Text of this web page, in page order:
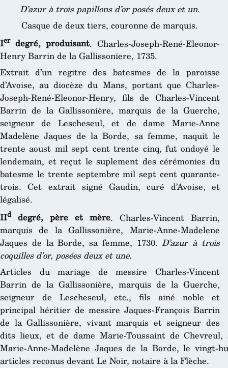
D’azur à trois papillons d’or posés deux et un.
Casque de deux tiers, couronne de marquis.
Ierdegré, produisant. Charles-Joseph-René-Eleonor-
Henry Barrin de la Gallissoniere, 1735.
Extrait d’un regitre des batesmes de la paroisse
d’Avoise, au diocèze du Mans, portant que Charles-
Joseph-René-Eleonor-Henry, fils de Charles-Vincent
Barrin de la Gallissonière, marquis de la Guerche,
seigneur de Lescheseul, et de dame Marie-Anne
Madelène Jaques de la Borde, sa femme, naquit le
trente aoust mil sept cent trente cinq, fut ondoyé le
lendemain, et reçut le suplement des cérémonies du
batesme le trente septembre mil sept cent quarante-
trois. Cet extrait signé Gaudin, curé d’Avoise, et
légalisé.
IIddegré, père et mère. Charles-Vincent Barrin,
marquis de la Gallissonière, Marie-Anne-Madelene
Jaques de la Borde, sa femme, 1730.D’azur à trois
coquilles d’or, posées deux et une.
Articles du mariage de messire Charles-Vincent
Barrin de la Gallissonière, marquis de la Guerche,
seigneur de Lescheseul, etc., fils ainé noble et
principal héritier de messire Jaques-François Barrin
de la Gallissonière, vivant marquis et seigneur des
dits lieux, et de dame Marie-Toussaint de Chevreul,
Marie-Anne-Madelène Jaques de la Borde, le
articles reconus devant Le Noir, notaire à la Flèche.